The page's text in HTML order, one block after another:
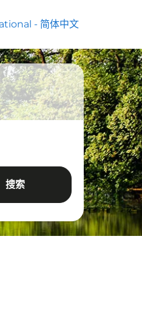
- 简体中文
搜索